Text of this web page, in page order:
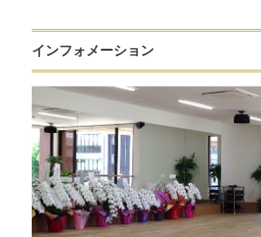
インフォメーション